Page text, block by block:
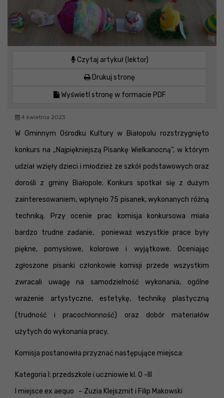
Czytaj artykuł (lektor)
Drukuj stronę
Wyświetl stronę w formacie PDF
4 kwietnia 2023
W Gminnym Ośrodku Kultury w Białopolu rozstrzygnięto
konkurs na „Najpiękniejszą Pisankę Wielkanocną”, w którym
udział wzięły dzieci i młodzież ze szkół podstawowych oraz
dorośli z gminy Białopole. Konkurs spotkał się z dużym
zainteresowaniem, wpłynęło 75 pisanek, wykonanych różną
techniką. Przy ocenie prac komisja konkursowa miała
bardzo trudne zadanie, ponieważ wszystkie prace były
piękne, pomysłowe, kolorowe i wyjątkowe. Oceniając
zgłoszone pisanki członkowie komisji przede wszystkim
zwracali uwagę na samodzielność wykonania, ogólne
wrażenie artystyczne, estetykę, technikę plastyczną
(trudność i pracochłonność) oraz dobór materiałów
użytych do wykonania pracy.
Komisja postanowiła przyznać następujące miejsca:
Kategoria I: przedszkole i uczniowie kl. 0 -III
I miejsce ex aequo – Zuzia Klejszmit i Filip Makowski